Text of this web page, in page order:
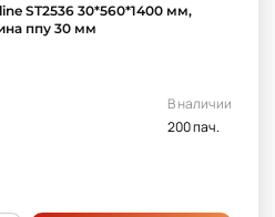
ST2536 30*560*1400 мм,
ппу 30 мм
В наличии
200 пач.